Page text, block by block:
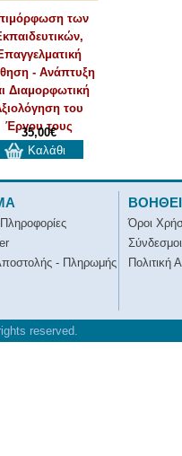
των
- Ανάπτυξη
Διαμορφωτική
του
Έργου τους
35,00€
Καλάθι
- Πληρωμής
Όροι
Σύνδεσμοι
Πολιτική
reserved.